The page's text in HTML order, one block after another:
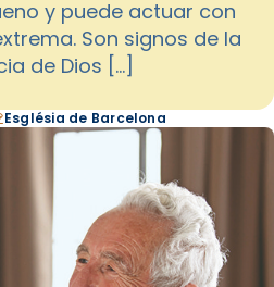
y puede actuar con
Son signos de la
de Dios […]
Església de Barcelona